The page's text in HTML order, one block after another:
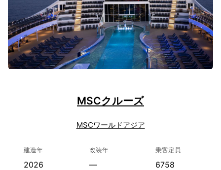
MSCクルーズ
MSCワールドアジア
建造年
2026
改装年
—
乗客定員
6758